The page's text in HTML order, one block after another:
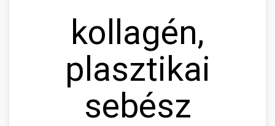
kollagén,
plasztikai
sebész